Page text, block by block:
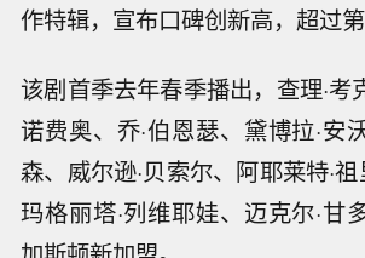
作特辑，宣布口碑创新高，超过第
该剧首季去年春季播出，查理·考
诺费奥、乔·伯恩瑟、黛博拉·安
森、威尔逊·贝索尔、阿耶莱特·祖
玛格丽塔·列维耶娃、迈克尔·甘